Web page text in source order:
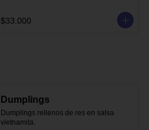
$33.000
Dumplings
Dumplings rellenos de res en salsa
vietnamita.